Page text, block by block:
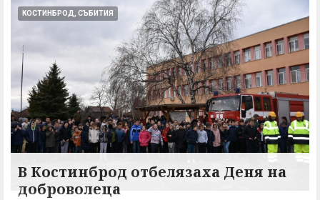
КОСТИНБРОД, СЪБИТИЯ
В Костинброд отбелязаха Деня на
доброволеца